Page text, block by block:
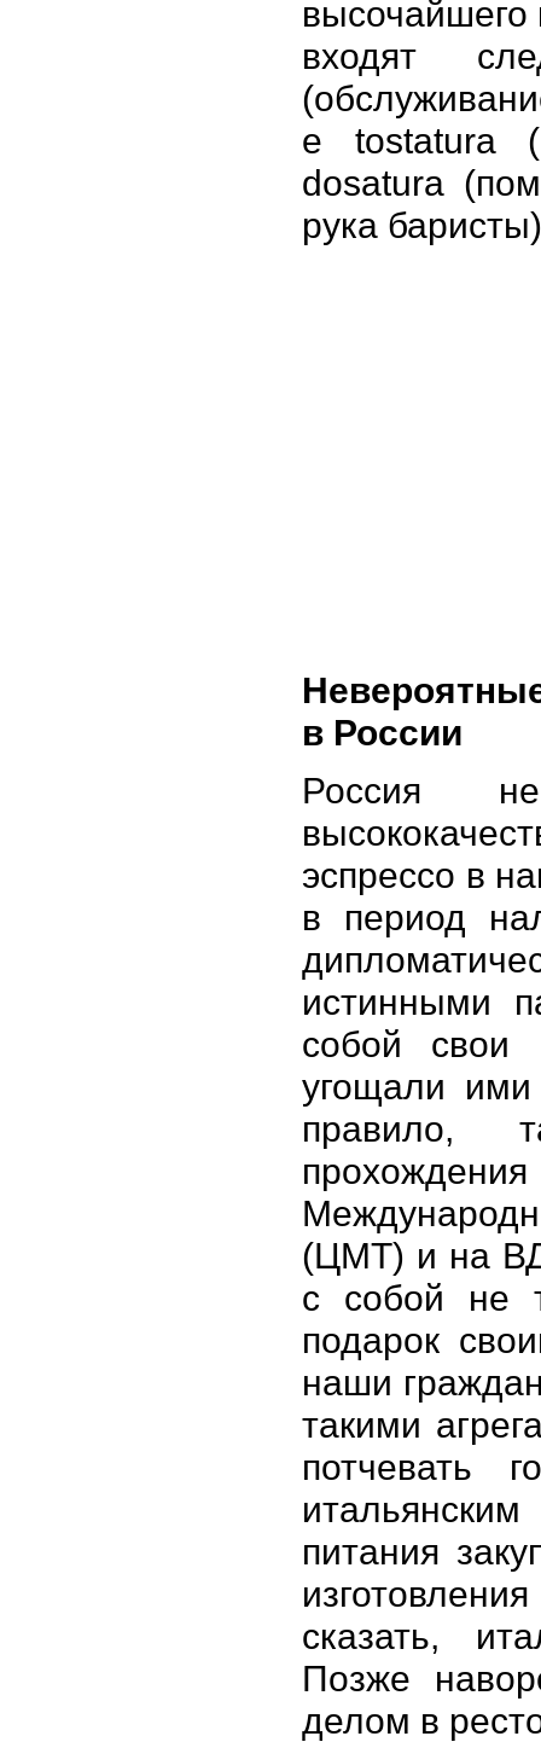
высочайшего
входят
e tostatura
dosatura
рука
в России
Россия
эспрессо в
в период
истинными
собой
угощали ими
правило,
(ЦМТ) и на
с собой не
подарок
наши
такими
потчевать
питания
сказать,
Позже
делом в